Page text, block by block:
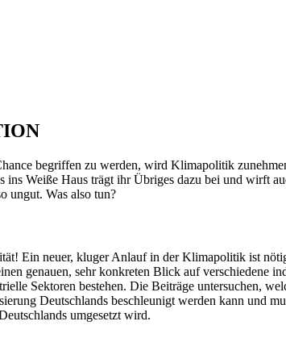
begriffen zu werden, wird Klima­po­litik
Weiße Haus trägt ihr Übriges dazu bei und wirft
ungut. Was also tun?
Ein neuer, kluger Anlauf in der Klima­po­litik ist
genauen, sehr konkreten Blick auf verschiedene
Sektoren bestehen. Die Beiträge unter­suchen,
Deutsch­lands beschleunigt werden kann und
umgesetzt wird.